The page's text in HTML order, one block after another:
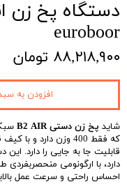
euroboor
۸۸,۲۱۸,۹۰۰ تومان
شاید پخ زن دستی B2 AIR
که فقط 400 وزن دارد
دارد، با ارگونومی
احساس راحتی و سرعت عمل
افزودن به